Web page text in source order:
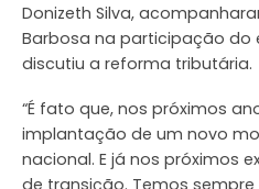
Donizeth Silva,
Barbosa na participação do
discutiu a reforma tributária.
“É fato que, nos próximos
implantação de um novo
nacional. E já nos próximos
de transição. Temos